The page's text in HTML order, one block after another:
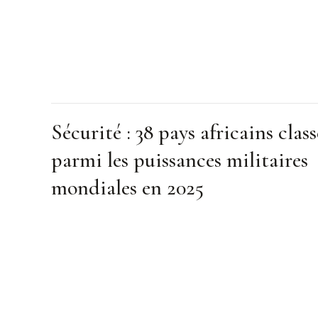
Sécurité : 38 pays africains
parmi les puissances militaires
mondiales en 2025